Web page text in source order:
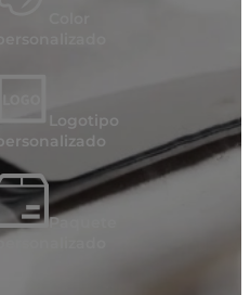
Logotipo
personalizado
Paquete